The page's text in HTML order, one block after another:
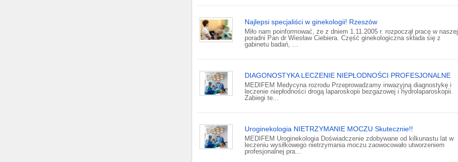
Najlepsi specjaliści w ginekologii! Rzeszów
Miło nam poinformować, że z dniem 1.11.2005 r. rozpoczął pracę w naszej
poradni Pan dr Wiesław Ciebiera. Część ginekologiczna składa się z
gabinetu badań, ...
DIAGONOSTYKA LECZENIE NIEPŁODNOŚCI PROFESJONALNE
MEDIFEM Medycyna rozrodu Przeprowadzamy inwazyjną diagnostykę i
leczenie niepłodności drogą laparoskopii bezgazowej i hydrolaparoskopii.
Zabiegi te...
Uroginekologia NIETRZYMANIE MOCZU Skutecznie!!
MEDIFEM Uroginekologia Doświadczenie zdobywane od kilkunastu lat w
leczeniu wysiłkowego nietrzymania moczu zaowocowało utworzeniem
profesjonalnej pra...